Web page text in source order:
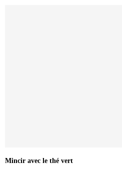
Mincir avec le thé vert